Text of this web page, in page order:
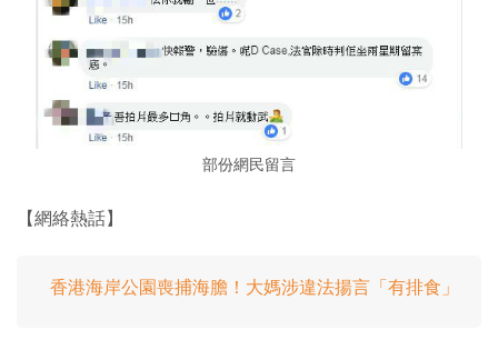
部份網民留言
【網絡熱話】
香港海岸公園喪捕海膽！大媽涉違法揚言「有排食」